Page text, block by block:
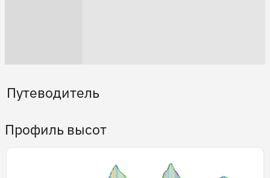
Путеводитель
Профиль высот